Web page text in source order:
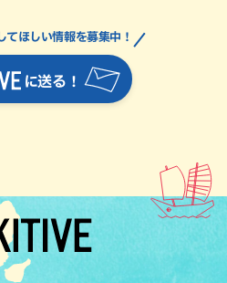
に送る！
ほしい情報を募集中！